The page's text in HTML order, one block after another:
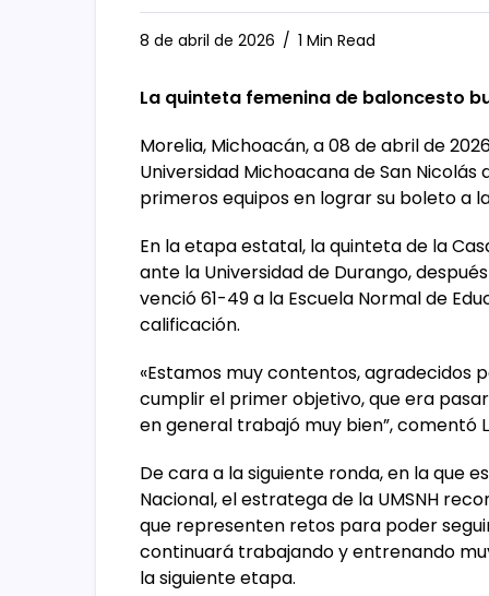
8 de abril de 2026 1 Min Read
La quinteta femenina de baloncesto
Morelia, Michoacán, a 08 de abril de
Universidad Michoacana de San Nicolás
primeros equipos en lograr su boleto a
En la etapa estatal, la quinteta de la
ante la Universidad de Durango,
venció 61-49 a la Escuela Normal de
calificación.
«Estamos muy contentos, agradecidos
cumplir el primer objetivo, que era
en general trabajó muy bien”, comentó
De cara a la siguiente ronda, en la que
Nacional, el estratega de la UMSNH
que representen retos para poder
continuará trabajando y entrenando
la siguiente etapa.